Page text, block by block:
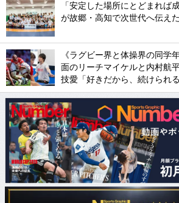
「安定した場所にとどまれば
が故郷・高知で次世代へ伝え
《ラグビー界と体操界の同学
面のリーチマイケルと内村航
技愛「好きだから、続けられる